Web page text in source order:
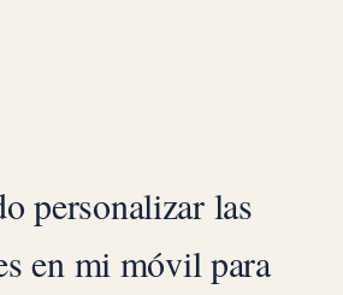
personalizar las
en mi móvil para